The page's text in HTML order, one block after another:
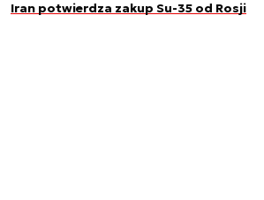
Iran potwierdza zakup Su-35 od Rosji